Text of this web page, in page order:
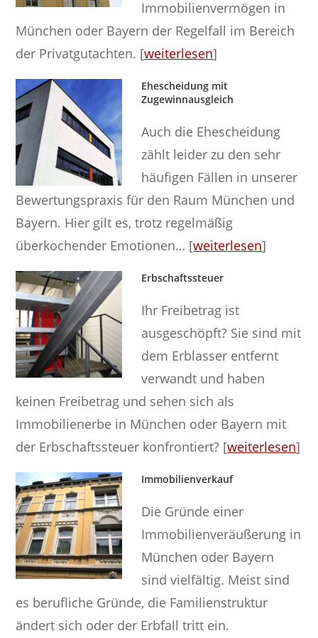
Immobilienvermögen in
München oder Bayern der Regelfall im Bereich
der Privatgutachten. [weiterlesen]
Ehescheidung mit
Zugewinnausgleich
Auch die Ehescheidung
zählt leider zu den sehr
häufigen Fällen in unserer
Bewertungspraxis für den Raum München und
Bayern. Hier gilt es, trotz regelmäßig
überkochender Emotionen… [weiterlesen]
Erbschaftssteuer
Ihr Freibetrag ist
ausgeschöpft? Sie sind mit
dem Erblasser entfernt
verwandt und haben
keinen Freibetrag und sehen sich als
Immobilienerbe in München oder Bayern mit
der Erbschaftssteuer konfrontiert? [weiterlesen]
Immobilienverkauf
Die Gründe einer
Immobilienveräußerung in
München oder Bayern
sind vielfältig. Meist sind
es berufliche Gründe, die Familienstruktur
ändert sich oder der Erbfall tritt ein.